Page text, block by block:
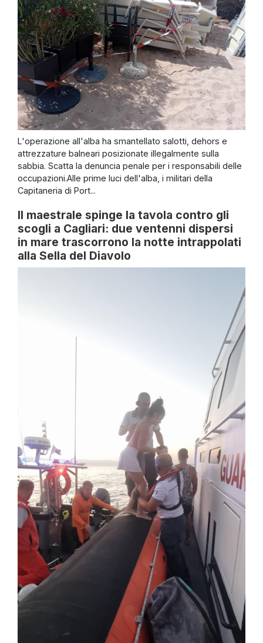
L'operazione all'alba ha smantellato salotti, dehors e
attrezzature balneari posizionate illegalmente sulla
sabbia. Scatta la denuncia penale per i responsabili delle
occupazioni.Alle prime luci dell'alba, i militari della
Capitaneria di Port...
Il maestrale spinge la tavola contro gli
scogli a Cagliari: due ventenni dispersi
in mare trascorrono la notte intrappolati
alla Sella del Diavolo